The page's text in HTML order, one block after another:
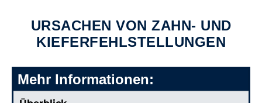
URSACHEN VON ZAHN- UND
KIEFERFEHLSTELLUNGEN
Mehr Informationen: